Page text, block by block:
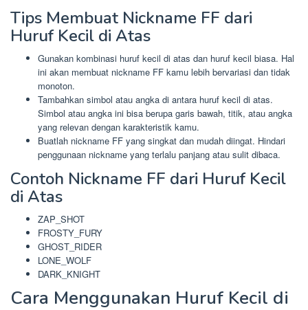
Tips Membuat Nickname FF dari
Huruf Kecil di Atas
Gunakan kombinasi huruf kecil di atas dan huruf kecil biasa. Hal
ini akan membuat nickname FF kamu lebih bervariasi dan tidak
monoton.
Tambahkan simbol atau angka di antara huruf kecil di atas.
Simbol atau angka ini bisa berupa garis bawah, titik, atau angka
yang relevan dengan karakteristik kamu.
Buatlah nickname FF yang singkat dan mudah diingat. Hindari
penggunaan nickname yang terlalu panjang atau sulit dibaca.
Contoh Nickname FF dari Huruf Kecil
di Atas
ZAP_SHOT
FROSTY_FURY
GHOST_RIDER
LONE_WOLF
DARK_KNIGHT
Cara Menggunakan Huruf Kecil di